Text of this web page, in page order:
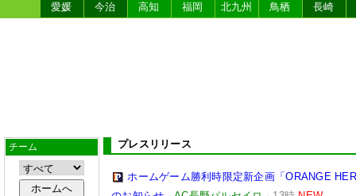
愛媛
今治 高知 福岡 北九州 鳥栖 長崎
チーム プレスリリース
ホームゲーム勝利時限定新企画「ORANGE